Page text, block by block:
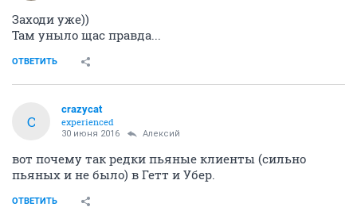
Заходи уже))
Там уныло щас правда...
ОТВЕТИТЬ
C
crazycat
experienced
30 июня 2016 Алексий
вот почему так редки пьяные клиенты (сильно
пьяных и не было) в Гетт и Убер.
ОТВЕТИТЬ